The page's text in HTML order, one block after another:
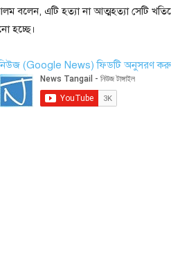
বলেন, এটি হত্যা না আত্মহত্যা সেটি
হচ্ছে।
নিউজ (Google News) ফিডটি অনুসরণ